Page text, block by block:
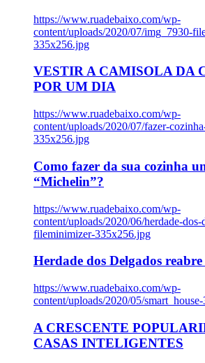
https://www.ruadebaixo.com/wp-
content/uploads/2020/07/img_7930-
335x256.jpg
VESTIR A CAMISOLA DA
POR UM DIA
https://www.ruadebaixo.com/wp-
content/uploads/2020/07/fazer-
335x256.jpg
Como fazer da sua cozinha
“Michelin”?
https://www.ruadebaixo.com/wp-
content/uploads/2020/06/herdade-
fileminimizer-335x256.jpg
Herdade dos Delgados
https://www.ruadebaixo.com/wp-
content/uploads/2020/05/
A CRESCENTE
CASAS INTELIGENTES